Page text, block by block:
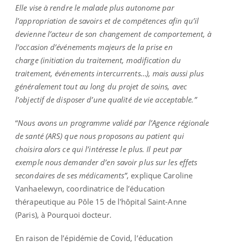
Elle vise à rendre le malade plus autonome par
l’appropriation de savoirs et de compétences afin qu’il
devienne l’acteur de son changement de comportement, à
l’occasion d’événements majeurs de la prise en
charge (initiation du traitement, modification du
traitement, événements intercurrents…), mais aussi plus
généralement tout au long du projet de soins, avec
l’objectif de disposer d’une qualité de vie acceptable.”
“Nous avons un programme validé par l’Agence régionale
de santé (ARS) que nous proposons au patient qui
choisira alors ce qui l’intéresse le plus. Il peut par
exemple nous demander d’en savoir plus sur les effets
secondaires de ses médicaments”, explique Caroline
Vanhaelewyn, coordinatrice de l’éducation
thérapeutique au Pôle 15 de l'hôpital Saint-Anne
(Paris), à Pourquoi docteur.
En raison de l’épidémie de Covid, l’éducation